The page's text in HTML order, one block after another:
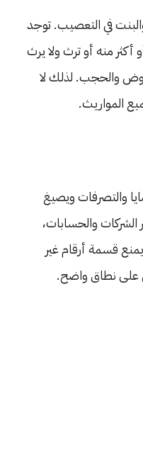
في التعصيب. توجد
أكثر منه أو ترث ولا يرث
والحجب. لذلك لا
المواريث.
والتصرفات ويصيغ
والحسابات،
قسمة أرقام غير
على نطاق واضح.